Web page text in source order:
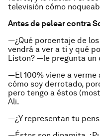
televisión cómo
Antes de pelear contra
—¿Qué porcentaje de
vendrá a ver a ti y qué
Liston? —le pregunta un
—El 100% viene a verme
cómo soy derrotado,
pero tengo a éstos
Ali.
—¿Y representan tu